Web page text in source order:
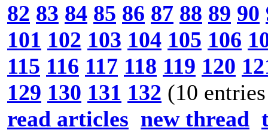
82 83 84 85 86 87 88 89 90
101 102 103 104 105 106
115 116 117 118 119 120
129 130 131 132 (10
read articles new thread